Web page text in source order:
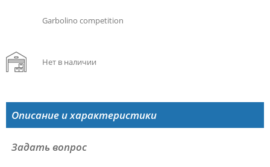
Garbolino competition
Нет в наличии
Описание и характеристики
Задать вопрос